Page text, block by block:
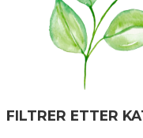
FILTRER ETTER